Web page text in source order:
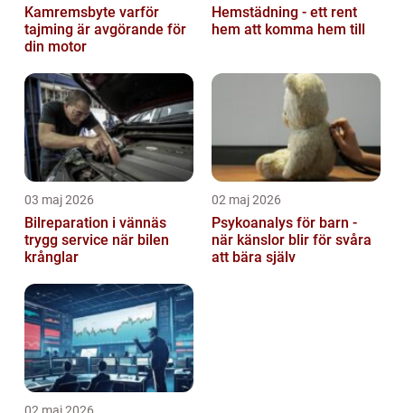
Kamremsbyte varför
tajming är avgörande för
din motor
Hemstädning - ett rent
hem att komma hem till
03 maj 2026
Bilreparation i vännäs
trygg service när bilen
krånglar
02 maj 2026
Psykoanalys för barn -
när känslor blir för svåra
att bära själv
02 maj 2026